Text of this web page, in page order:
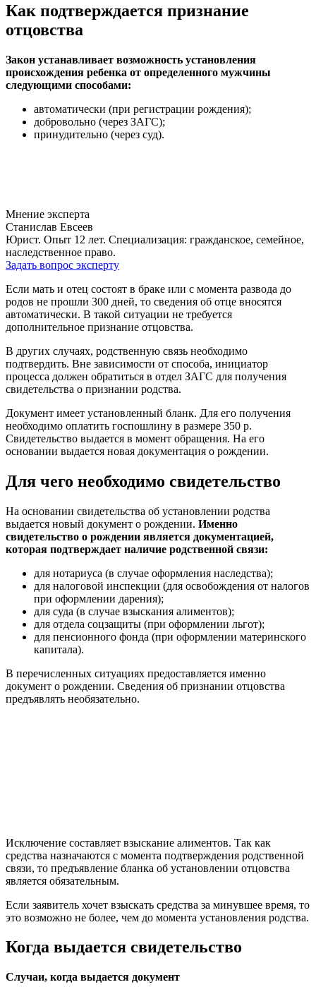
Как подтверждается признание
отцовства
Закон устанавливает возможность установления
происхождения ребенка от определенного мужчины
следующими способами:
автоматически (при регистрации рождения);
добровольно (через ЗАГС);
принудительно (через суд).
Мнение эксперта
Станислав Евсеев
Юрист. Опыт 12 лет. Специализация: гражданское, семейное,
наследственное право.
Задать вопрос эксперту
Если мать и отец состоят в браке или с момента развода до
родов не прошли 300 дней, то сведения об отце вносятся
автоматически. В такой ситуации не требуется
дополнительное признание отцовства.
В других случаях, родственную связь необходимо
подтвердить. Вне зависимости от способа, инициатор
процесса должен обратиться в отдел ЗАГС для получения
свидетельства о признании родства.
Документ имеет установленный бланк. Для его получения
необходимо оплатить госпошлину в размере 350 р.
Свидетельство выдается в момент обращения. На его
основании выдается новая документация о рождении.
Для чего необходимо свидетельство
На основании свидетельства об установлении родства
выдается новый документ о рождении. Именно
свидетельство о рождении является документацией,
которая подтверждает наличие родственной связи:
для нотариуса (в случае оформления наследства);
для налоговой инспекции (для освобождения от налогов
при оформлении дарения);
для суда (в случае взыскания алиментов);
для отдела соцзащиты (при оформлении льгот);
для пенсионного фонда (при оформлении материнского
капитала).
В перечисленных ситуациях предоставляется именно
документ о рождении. Сведения об признании отцовства
предъявлять необязательно.
Исключение составляет взыскание алиментов. Так как
средства назначаются с момента подтверждения родственной
связи, то предъявление бланка об установлении отцовства
является обязательным.
Если заявитель хочет взыскать средства за минувшее время, то
это возможно не более, чем до момента установления родства.
Когда выдается свидетельство
Случаи, когда выдается документ